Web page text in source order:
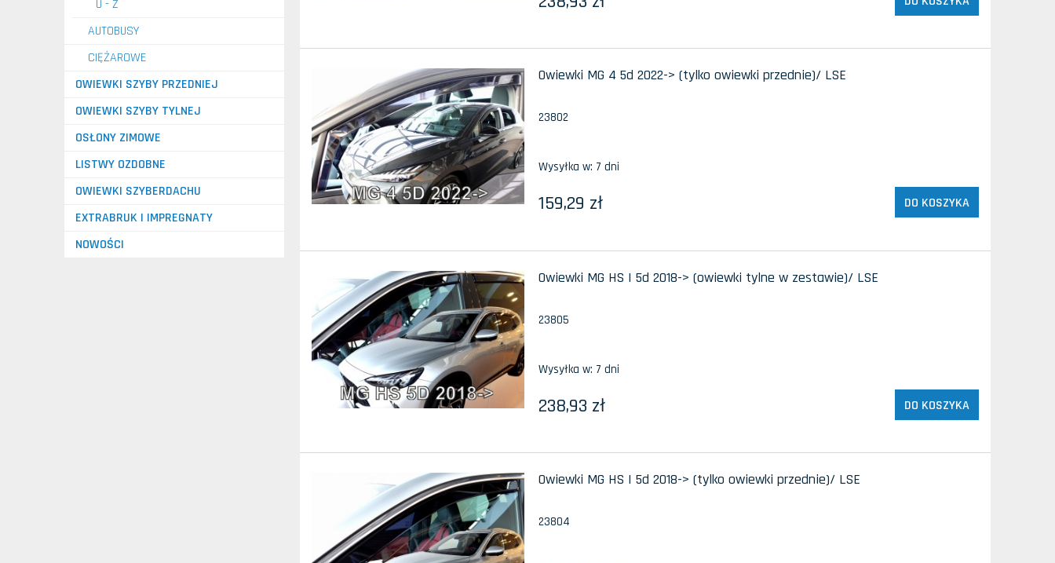
U - Z
AUTOBUSY
CIĘŻAROWE
OWIEWKI SZYBY PRZEDNIEJ
OWIEWKI SZYBY TYLNEJ
OSŁONY ZIMOWE
LISTWY OZDOBNE
OWIEWKI SZYBERDACHU
EXTRABRUK I IMPREGNATY
NOWOŚCI
Owiewki MG 4 5d 2022-> (tylko owiewki przednie)/ LSE
23802
Wysyłka w: 7 dni
159,29 zł DO KOSZYKA
Owiewki MG HS I 5d 2018-> (owiewki tylne w zestawie)/ LSE
23805
Wysyłka w: 7 dni
238,93 zł DO KOSZYKA
Owiewki MG HS I 5d 2018-> (tylko owiewki przednie)/ LSE
23804